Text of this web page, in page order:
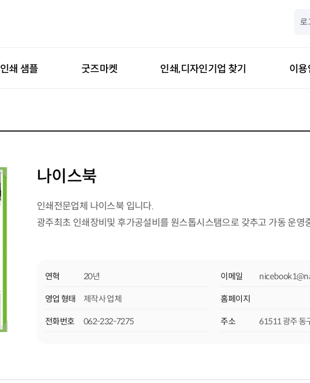
로
인쇄 샘플 굿즈마켓 인쇄,디자인기업 찾기 이용
나이스북
인쇄전문업체 나이스북 입니다.
광주최초 인쇄장비및 후가공설비를 원스톱시스탬으로 갖추고 가동 운영
저희 나이스북 은 힘쓰고있습니다..
** 보유기계설비 : 대국전4색/2절 4색 옵셋인쇄기 /코닥CTP무현상출력
써멀라미네이팅 / 온라인자동무선철 /뮬러마티니자동중철기 /
연혁 20년 이메일
영업 형태 제작사 업체 홈페이지
전화번호 062-232-7275 주소 61511 광주 동